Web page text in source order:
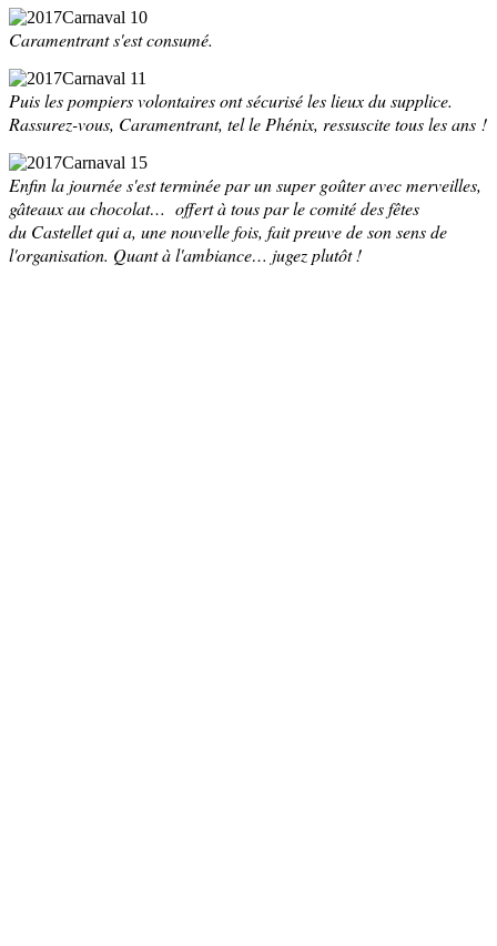
Caramentrant s'est consumé.
Puis les pompiers volontaires ont sécurisé les lieux du supplice.
Rassurez-vous, Caramentrant, tel le Phénix, ressuscite tous les ans !
Enfin la journée s'est terminée par un super goûter avec merveilles,
gâteaux au chocolat… offert à tous par le comité des fêtes
du Castellet qui a, une nouvelle fois, fait preuve de son sens de
l'organisation. Quant à l'ambiance… jugez plutôt !